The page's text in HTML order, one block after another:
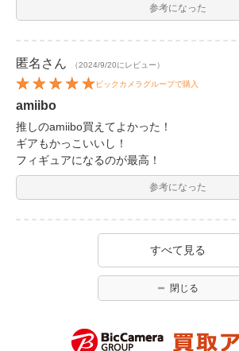
参考になった
匿名 さん （2024/9/20にレビュー）
ビックカメラグループで購入
amiibo
推しのamiibo買えてよかった！
ギアもかっこいいし！
フィギュアになるのが最高！
参考になった
すべて見る
閉じる